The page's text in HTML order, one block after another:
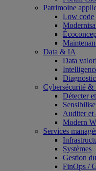
Patrimoine
Low code
Data & IA
Data
Cybersécurité
Détecter
Auditer et
Modern
Services
Systèmes
Gestion
FinOps /